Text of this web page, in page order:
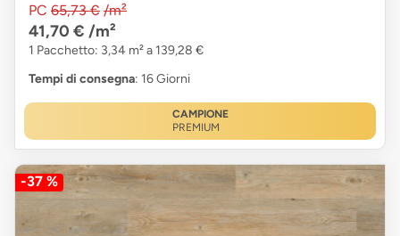
PC 65,73 € /m²
41,70 € /m²
1 Pacchetto: 3,34 m² a 139,28 €
Tempi di consegna: 16 Giorni
CAMPIONE
PREMIUM
-37 %